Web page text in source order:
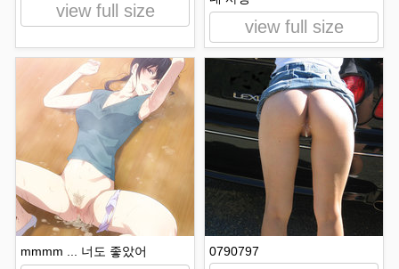
view full size
view full size
mmmm ... 너도 좋았어 0790797